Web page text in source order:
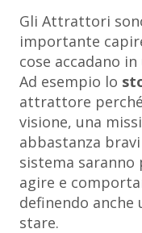
Gli Attrattori
importante
cose accadano
Ad esempio lo
attrattore
visione, una
abbastanza
sistema
agire e
definendo
stare.